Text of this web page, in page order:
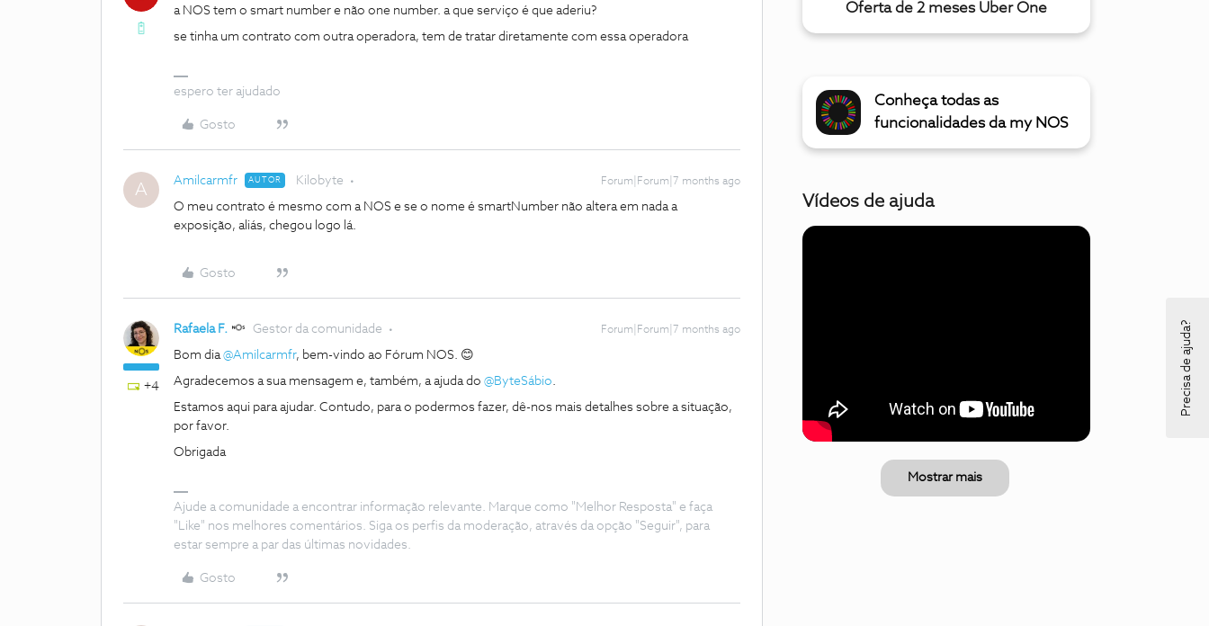
a NOS tem o smart number e não one number. a que serviço é que aderiu?
se tinha um contrato com outra operadora, tem de tratar diretamente com essa operadora
espero ter ajudado
Gosto
A Amilcarmfr AUTOR Kilobyte Forum|Forum|7 months ago
O meu contrato é mesmo com a NOS e se o nome é smartNumber não altera em nada a
exposição, aliás, chegou logo lá.
Gosto
+4
Rafaela F. Gestor da comunidade Forum|Forum|7 months ago
Bom dia ​@Amilcarmfr, bem-vindo ao Fórum NOS. 😊
Agradecemos a sua mensagem e, também, a ajuda do ​ @ByteSábio.
Estamos aqui para ajudar. Contudo, para o podermos fazer, dê-nos mais detalhes sobre a situação,
por favor.
Obrigada
Ajude a comunidade a encontrar informação relevante. Marque como "Melhor Resposta" e faça
"Like" nos melhores comentários. Siga os perfis da moderação, através da opção "Seguir", para
estar sempre a par das últimas novidades.
Gosto
Oferta de 2 meses Uber One
Conheça todas as
funcionalidades da my NOS
Vídeos de ajuda
Mostrar mais
Precisa de ajuda?